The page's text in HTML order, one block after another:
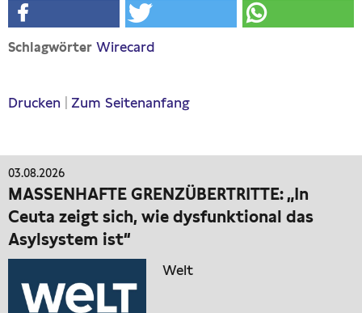
Schlagwörter Wirecard
Drucken Zum Seitenanfang
03.08.2026
MASSENHAFTE GRENZÜBERTRITTE: „In
Ceuta zeigt sich, wie dysfunktional das
Asylsystem ist“
Welt